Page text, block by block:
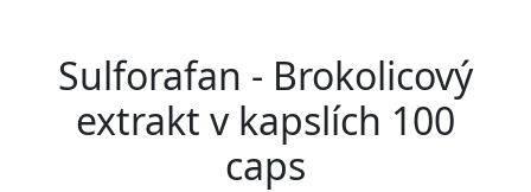
Sulforafan - Brokolicový
extrakt v kapslích 100
caps